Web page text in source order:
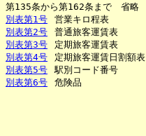
第135条から第162条まで 省略
別表第1号
営業キロ程表
別表第2号
普通旅客運賃表
別表第3号
定期旅客運賃表
別表第4号
定期旅客運賃日割額表
別表第5号
駅別コード番号
別表第6号
危険品